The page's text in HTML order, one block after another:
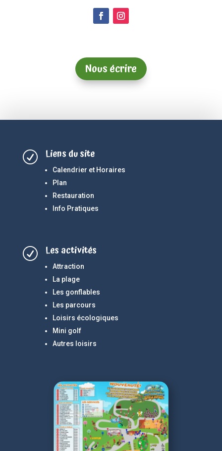
Nous écrire
R Liens du site
Calendrier et Horaires
Plan
Restauration
Info Pratiques
R Les activités
Attraction
La plage
Les gonflables
Les parcours
Loisirs écologiques
Mini golf
Autres loisirs